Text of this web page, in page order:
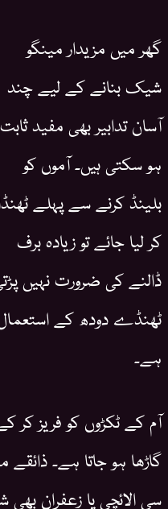
گھر میں مزیدار مینگو
شیک بنانے کے لیے چند
آسان تدابیر بھی مفید ثابت
ہو سکتی ہیں۔ آموں کو
بلینڈ کرنے سے پہلے
کر لیا جائے تو زیادہ برف
ڈالنے کی ضرورت نہیں
ٹھنڈے دودھ کے
ہے۔
آم کے ٹکڑوں کو فریز
گاڑھا ہو جاتا ہے۔
سی الائچی یا زعفران